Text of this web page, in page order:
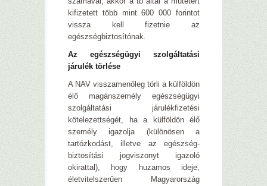
kifizetett több mint 600 000 forintot
vissza kell fizetnie az
egészségbiztosítónak.
Az egészségügyi szolgáltatási
járulék törlése
A NAV visszamenőleg törli a külföldön
élő magánszemély egészségügyi
szolgáltatási járulékfizetési
kötelezettségét, ha a külföldön élő
személy igazolja (különösen a
tartózkodást, illetve az egészség-
biztosítási jogviszonyt igazoló
okirattal), hogy huzamos ideje,
életvitelszerűen Magyarország